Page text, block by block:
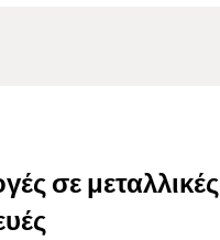
σε μεταλλικές